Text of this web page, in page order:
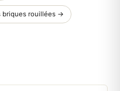
briques rouillées →